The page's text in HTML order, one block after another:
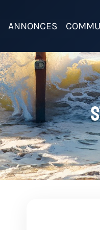
ANNONCES